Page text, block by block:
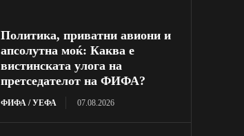
Политика, приватни авиони и
апсолутна моќ: Каква е
вистинската улога на
претседателот на ФИФА?
ФИФА / УЕФА 07.08.2026